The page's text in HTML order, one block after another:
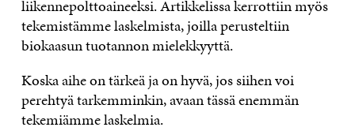
liikennepolttoaineeksi. Artikkelissa kerrottiin myös
tekemistämme laskelmista, joilla perusteltiin
biokaasun tuotannon mielekkyyttä.
Koska aihe on tärkeä ja on hyvä, jos siihen voi
perehtyä tarkemminkin, avaan tässä enemmän
tekemiämme laskelmia.